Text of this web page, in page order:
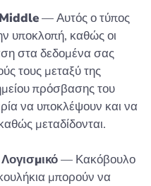
— Αυτός ο τύπος
υποκλοπή, καθώς οι
στα δεδομένα σας
τους μεταξύ της
πρόσβασης του
να υποκλέψουν και να
μεταδίδονται.
— Κακόβουλο
μπορούν να